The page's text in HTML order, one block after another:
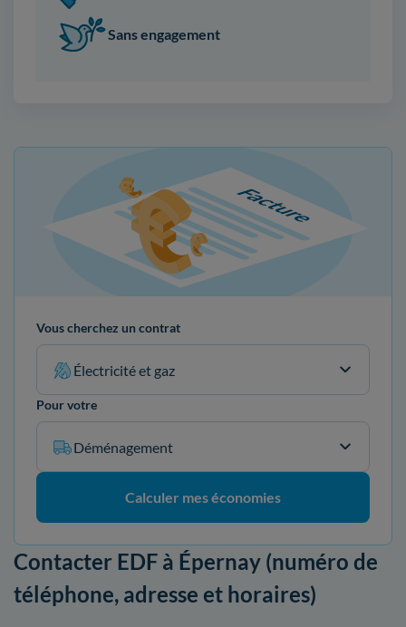
Sans engagement
Vous cherchez un contrat
Électricité et gaz
Pour votre
Déménagement
Calculer mes économies
Contacter EDF à Épernay (numéro de
téléphone, adresse et horaires)